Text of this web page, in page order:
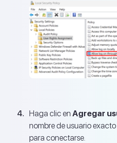
Haga clic en Agregar
nombre de usuario
para conectarse.